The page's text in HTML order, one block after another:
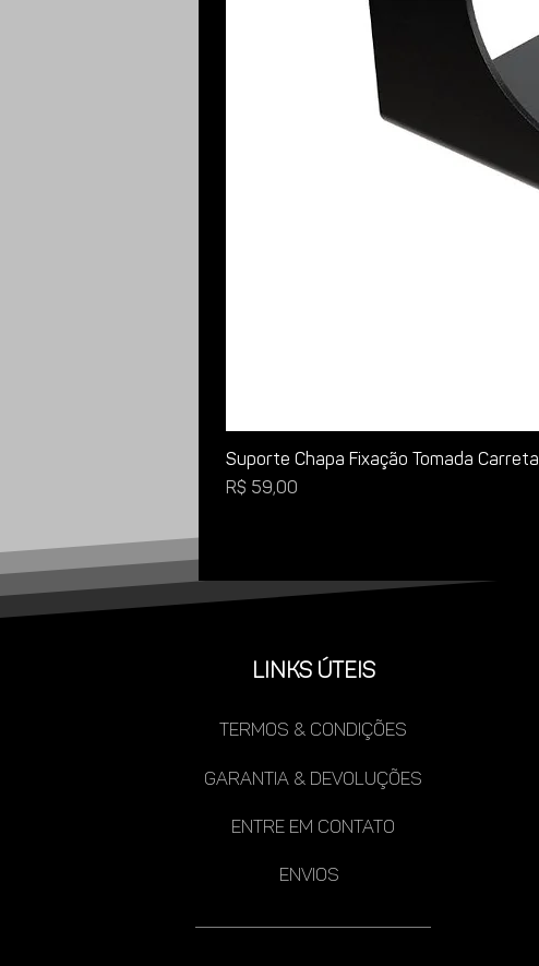
Suporte Chapa Fixação Tomada
Preço
R$ 59,00
LINKS ÚTEIS
TERMOS & CONDIÇÕES
gARANTIA & DEVOLUÇÕES
ENTRE EM CONTATO
ENVIOS